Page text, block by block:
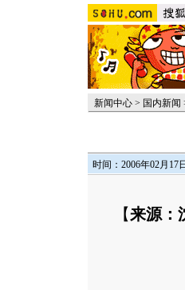
新闻中心 > 国内新闻
时间：2006年02月17
【来源：